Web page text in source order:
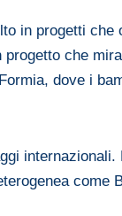
in progetti che
che
dove i
internazionali.
come